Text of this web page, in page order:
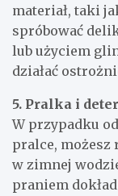
materiał, taki
spróbować
lub użyciem
działać
5. Pralka i
W przypadku
pralce, możesz
w zimnej
praniem